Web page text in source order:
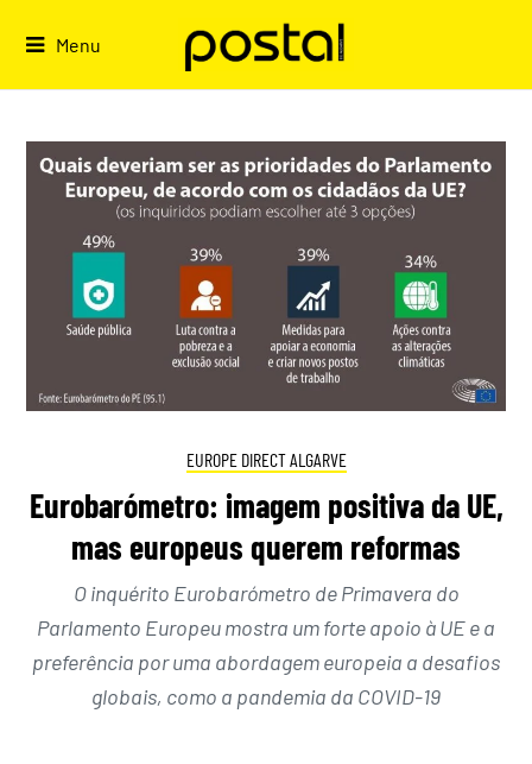
Menu
EUROPE DIRECT ALGARVE
Eurobarómetro: imagem positiva da UE,
mas europeus querem reformas
O inquérito Eurobarómetro de Primavera do
Parlamento Europeu mostra um forte apoio à UE e a
preferência por uma abordagem europeia a desafios
globais, como a pandemia da COVID-19